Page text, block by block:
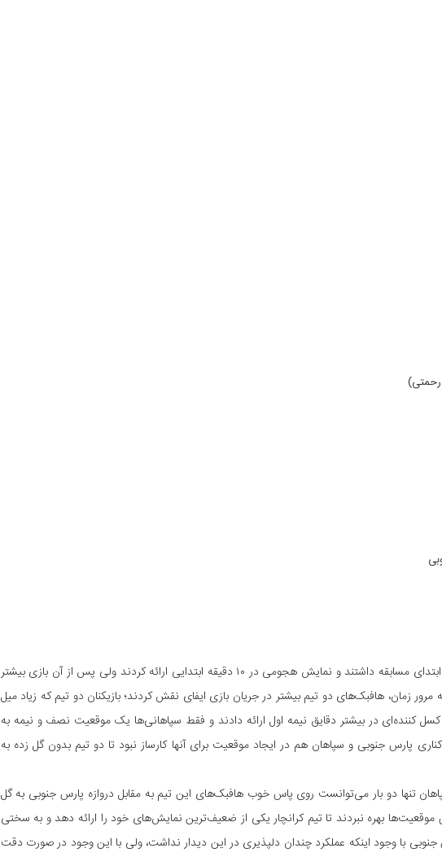
شاگردان تارتار نمایش خوبی در ابتدای مسابقه داشتند و نمایش هجومی در ۱۰ دقیقه ابتدایی ارائه کردند ولی پس از آن بازی بیشتر
زمان، هافبک‌های دو تیم بیشتر در جریان بازی ایفای نقش کردند؛ بازیکنان دو تیم که زیاد میل
کننده‌ای در بیشتر دقایق نیمه اول ارائه دادند و فقط سپاهانی‌ها یک موقعیت نصف و نیمه به
کناری پارس جنوبی و سپاهان هم در ایجاد موقعیت برای آنها کارساز نبود تا دو تیم بدون گل زده به
تنها دو بار می‌توانست روی پاس خوب هافبک‌های این تیم به مقابل دروازه پارس جنوبی به گل
موقعیت‌ها بهره نبردند تا تیم کرانچار یکی از ضعیف‌ترین نمایش‌های خود را ارائه دهد و به سختی
جنوبی با وجود اینکه عملکرد چندان دلپذیری در این دیدار نداشت، ولی با این وجود در صورت دقت